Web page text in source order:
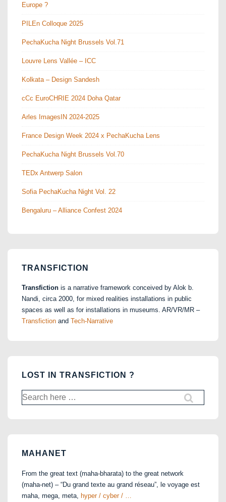
Europe ?
PILEn Colloque 2025
PechaKucha Night Brussels Vol.71
Louvre Lens Vallée – ICC
Kolkata – Design Sandesh
cCc EuroCHRIE 2024 Doha Qatar
Arles ImagesIN 2024-2025
France Design Week 2024 x PechaKucha Lens
PechaKucha Night Brussels Vol.70
TEDx Antwerp Salon
Sofia PechaKucha Night Vol. 22
Bengaluru – Alliance Confest 2024
TRANSFICTION
Transfiction is a narrative framework conceived by Alok b.
Nandi, circa 2000, for mixed realities installations in public
spaces as well as for installations in museums. AR/VR/MR –
Transfiction and Tech-Narrative
LOST IN TRANSFICTION ?
Search
for:
MAHANET
From the great text (maha-bharata) to the great network
(maha-net) – “Du grand texte au grand réseau”, le voyage est
maha, mega, meta, hyper / cyber / …